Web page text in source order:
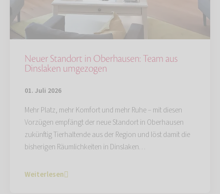
Neuer Standort in Oberhausen: Team aus
Dinslaken umgezogen
01. Juli 2026
Mehr Platz, mehr Komfort und mehr Ruhe – mit diesen
Vorzügen empfängt der neue Standort in Oberhausen
zukünftig Tierhaltende aus der Region und löst damit die
bisherigen Räumlichkeiten in Dinslaken…
Weiterlesen